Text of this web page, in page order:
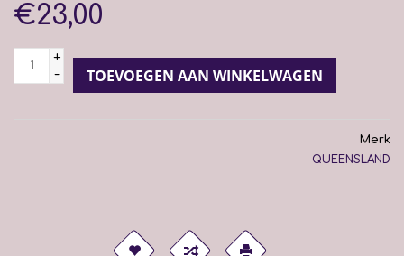
€23,00
+
-
TOEVOEGEN AAN WINKELWAGEN
Merk
QUEENSLAND